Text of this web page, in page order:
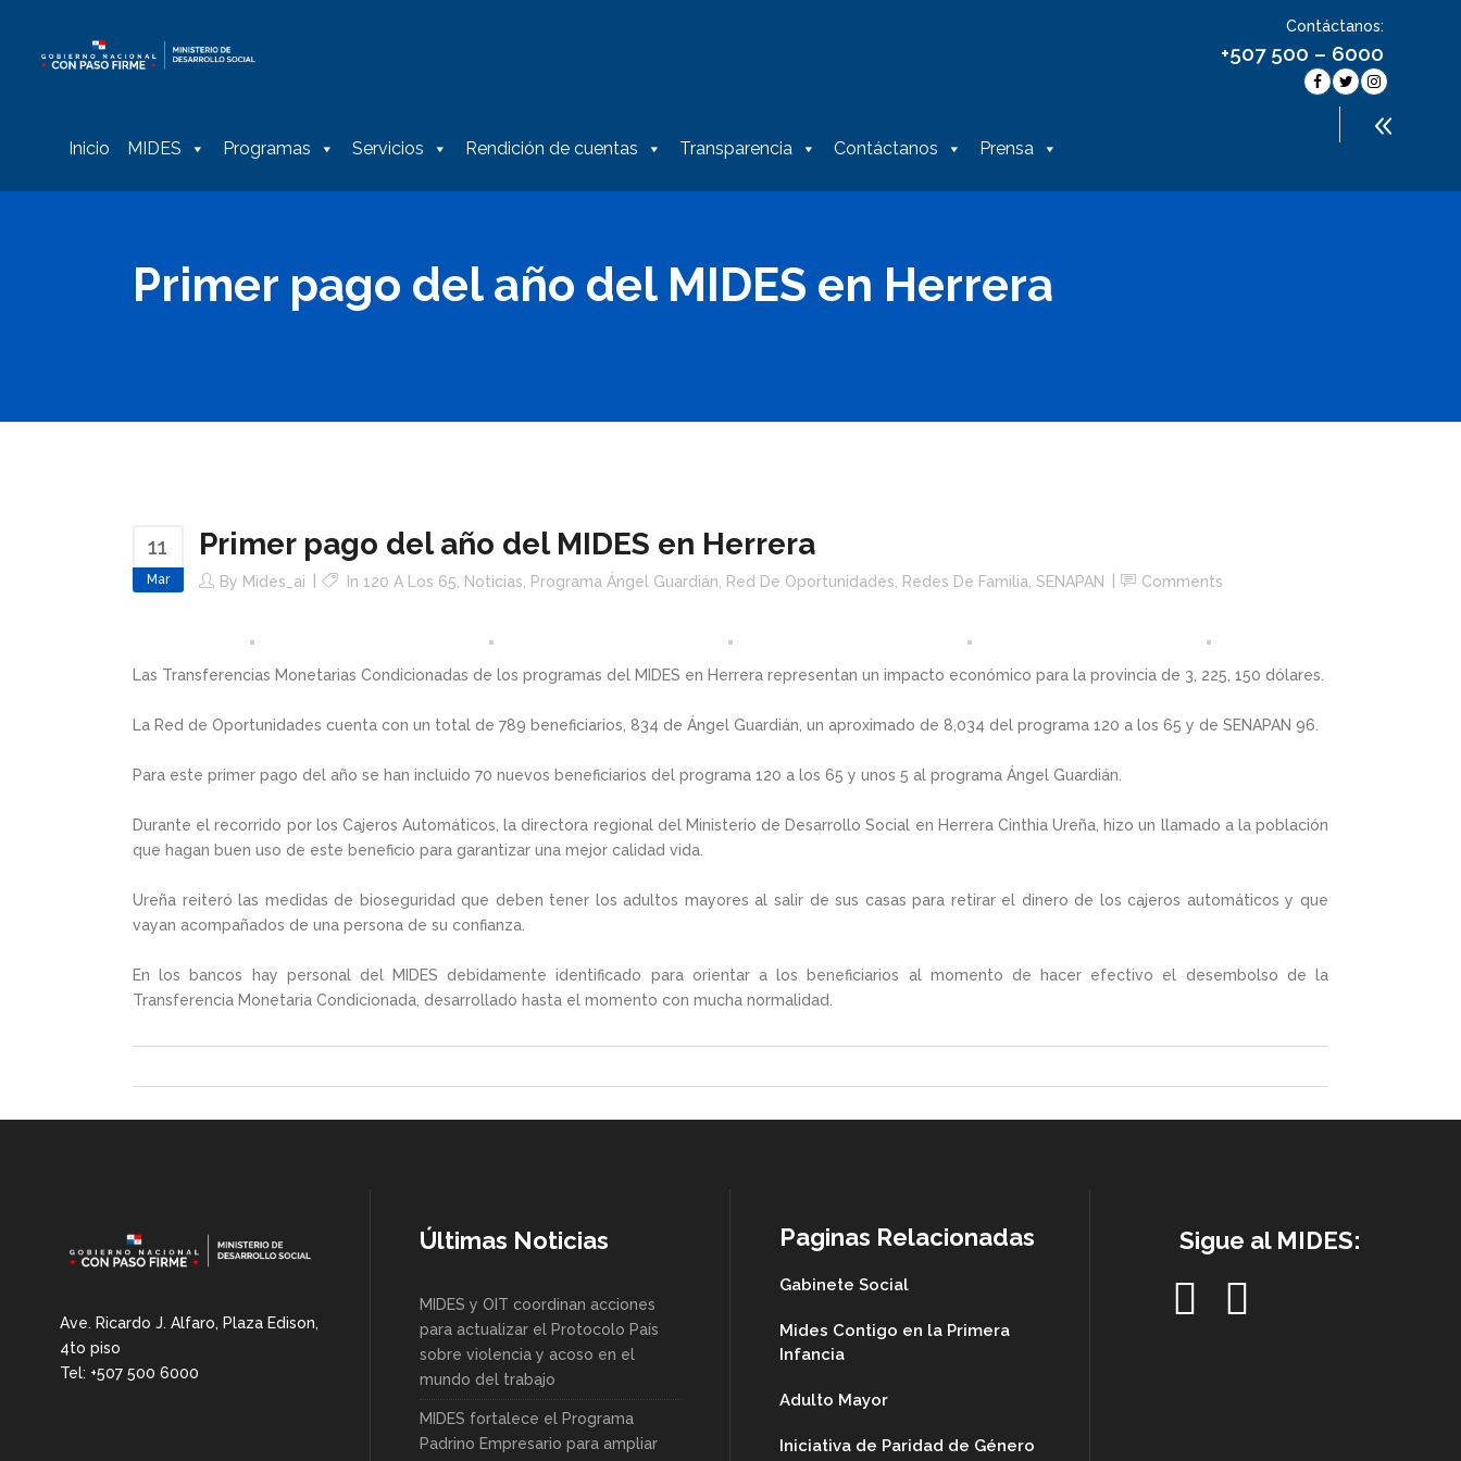
Contáctanos:
+507 500 – 6000
Inicio MIDES Programas Servicios Rendición de cuentas Transparencia Contáctanos Prensa
Primer pago del año del MIDES en Herrera
11
Mar
Primer pago del año del MIDES en Herrera
By Mides_ai In 120 A Los 65 Noticias Programa Ángel Guardián Red De Oportunidades Redes De Familia SENAPAN Comments
Las Transferencias Monetarias Condicionadas de los programas del MIDES en Herrera representan un impacto económico para la provincia de 3, 225, 150 dólares.
La Red de Oportunidades cuenta con un total de 789 beneficiarios, 834 de Ángel Guardián, un aproximado de 8,034 del programa 120 a los 65 y de SENAPAN 96.
Para este primer pago del año se han incluido 70 nuevos beneficiarios del programa 120 a los 65 y unos 5 al programa Ángel Guardián.
Durante el recorrido por los Cajeros Automáticos, la directora regional del Ministerio de Desarrollo Social en Herrera Cinthia Ureña, hizo un llamado a la población
que hagan buen uso de este beneficio para garantizar una mejor calidad vida.
Ureña reiteró las medidas de bioseguridad que deben tener los adultos mayores al salir de sus casas para retirar el dinero de los cajeros automáticos y que
vayan acompañados de una persona de su confianza.
En los bancos hay personal del MIDES debidamente identificado para orientar a los beneficiarios al momento de hacer efectivo el desembolso de la
Transferencia Monetaria Condicionada, desarrollado hasta el momento con mucha normalidad.
Ave. Ricardo J. Alfaro, Plaza Edison,
4to piso
Tel: +507 500 6000
Últimas Noticias
MIDES y OIT coordinan acciones
para actualizar el Protocolo País
sobre violencia y acoso en el
mundo del trabajo
MIDES fortalece el Programa
Padrino Empresario para ampliar
Paginas Relacionadas
Gabinete Social
Mides Contigo en la Primera
Infancia
Adulto Mayor
Iniciativa de Paridad de Género
Sigue al MIDES: